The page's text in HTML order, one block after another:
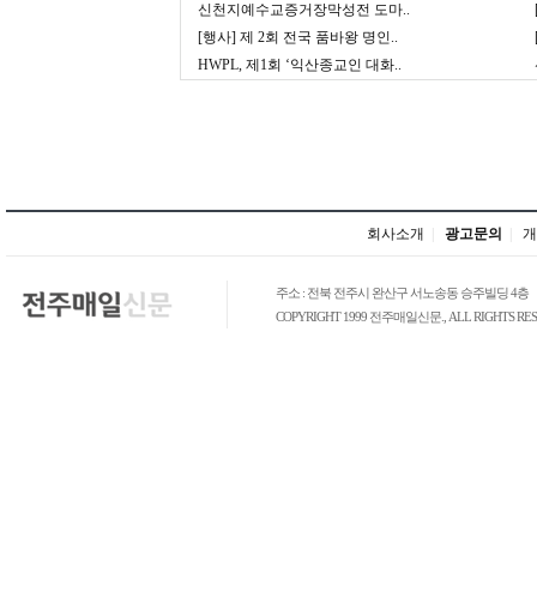
신천지예수교증거장막성전 도마..
[행사] 제 2회 전국 품바왕 명인..
HWPL, 제1회 ‘익산종교인 대화..
회사소개 광고문의
주소 : 전북 전주시 완산구 서노송동 승주빌딩 4층
COPYRIGHT 1999 전주매일신문., ALL RIGHTS